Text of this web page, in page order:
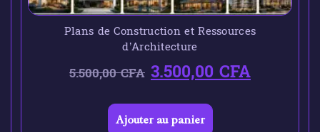
Plans de Construction et Ressources
d’Architecture
5.500,00CFA 3.500,00CFA
Ajouter au panier